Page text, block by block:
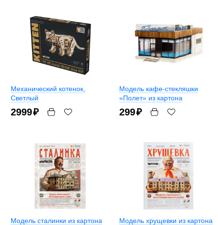
Механический котенок
Светлый
2999₽
Модель кафе-стекляшки
«Полет» из картона
299₽
Модель сталинки из картона Модель хрущевки из картона